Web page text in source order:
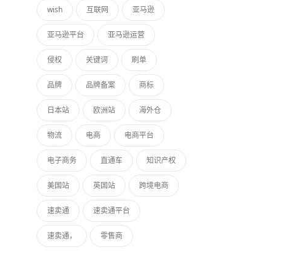
wish 互联网 亚马逊
亚马逊平台 亚马逊运营
侵权 关键词 刷单
品牌 品牌备案 商标
日本站 欧洲站 海外仓
物流 电商 电商平台
电子商务 直通车 知识产权
美国站 英国站 跨境电商
速卖通 速卖通平台
速卖通， 零售商